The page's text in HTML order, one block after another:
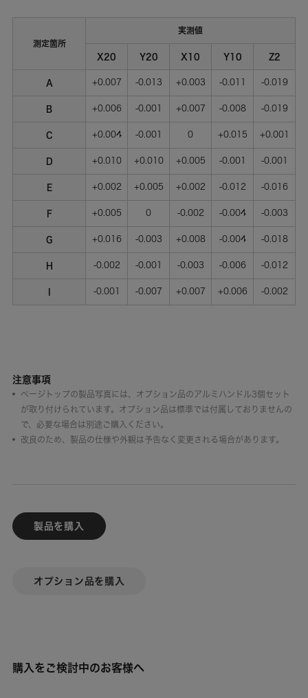
測定箇所
実測値
X20 Y20 X10 Y10 Z2
A +0.007 -0.013 +0.003 -0.011 -0.019
B +0.006 -0.001 +0.007 -0.008 -0.019
C +0.004 -0.001 0 +0.015 +0.001
D +0.010 +0.010 +0.005 -0.001 -0.001
E +0.002 +0.005 +0.002 -0.012 -0.016
F +0.005 0 -0.002 -0.004 -0.003
G +0.016 -0.003 +0.008 -0.004 -0.018
H -0.002 -0.001 -0.003 -0.006 -0.012
I -0.001 -0.007 +0.007 +0.006 -0.002
注意事項
ページトップの製品写真には、オプション品のアルミハンドル3個セット
が取り付けられています。 オプション品は標準では付属しておりませんの
で、必要な場合は別途ご購入ください。
改良のため、製品の仕様や外観は予告なく変更される場合があります。
製品を購入
オプション品を購入
購入をご検討中のお客様へ